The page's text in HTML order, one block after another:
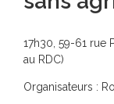
17h30, 59-61 rue
au RDC)
Organisateurs :